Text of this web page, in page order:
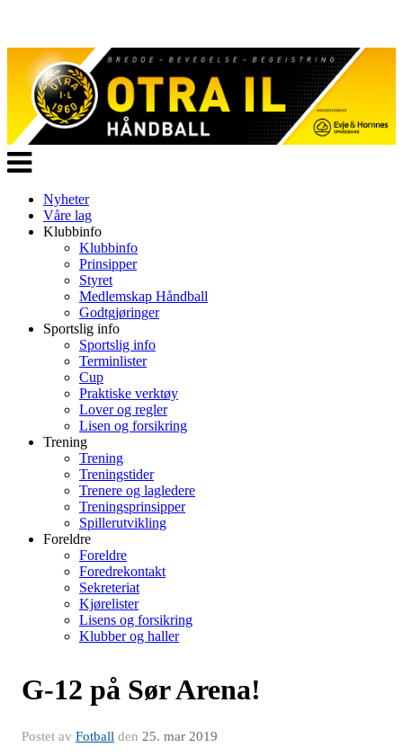
Veksle
navigasjon
Nyheter
Våre lag
Klubbinfo
Klubbinfo
Prinsipper
Styret
Medlemskap Håndball
Godtgjøringer
Sportslig info
Sportslig info
Terminlister
Cup
Praktiske verktøy
Lover og regler
Lisen og forsikring
Trening
Trening
Treningstider
Trenere og lagledere
Treningsprinsipper
Spillerutvikling
Foreldre
Foreldre
Foredrekontakt
Sekreteriat
Kjørelister
Lisens og forsikring
Klubber og haller
G-12 på Sør Arena!
Postet av Fotball den 25. mar 2019